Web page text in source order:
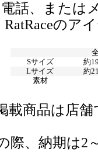
話、または
RatRaceのア
Sサイズ
約
Lサイズ
約
素材
載商品は店舗
際、納期は2